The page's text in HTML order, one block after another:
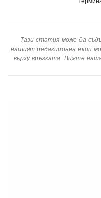
Тази статия може да
нашият редакционен екип
върху връзката. Вижте